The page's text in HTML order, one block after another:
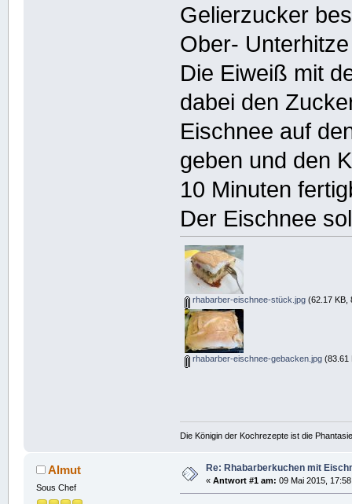
Gelierzucker
Ober-
Die Eiweiß mit
dabei den
Eischnee auf
geben und den
10 Minuten
Der Eischnee
rhabarber-eischnee-stück.jpg(62.17 KB,
rhabarber-eischnee-gebacken.jpg(83.61
Die Königin der Kochrezepte ist die
Almut
Sous Chef
Re: Rhabarberkuchen mit
« Antwort #1 am: 09 Mai 2015,